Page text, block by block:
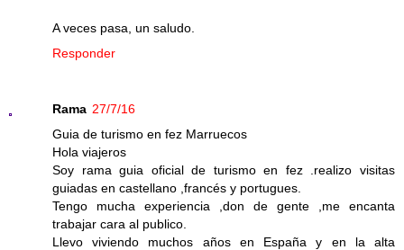
A veces pasa, un saludo.
Responder
Rama 27/7/16
Guia de turismo en fez Marruecos
Hola viajeros
Soy rama guia oficial de turismo en fez .realizo visitas
guiadas en castellano ,francés y portugues.
Tengo mucha experiencia ,don de gente ,me encanta
trabajar cara al publico.
Llevo viviendo muchos años en España y en la alta